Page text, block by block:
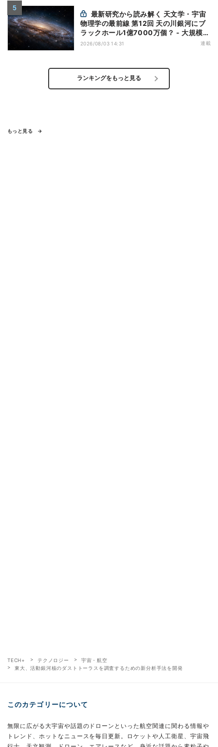
物理学の最前線 第12回 天の川銀河にブ
ラックホール1億7000万個？ - 大規模計
算が描くその分布
2026/08/03 14:31 連載
ランキングをもっと見る
もっと見る
TECH+ テクノロジー
宇宙・航空
東大、活動銀河核のダストトーラスを調査するための新分析手法を開発
このカテゴリーについて
無限に広がる大宇宙や話題のドローンといった航空関連に関わる情報や
トレンド、ホットなニュースを毎日更新。ロケットや人工衛星、宇宙飛